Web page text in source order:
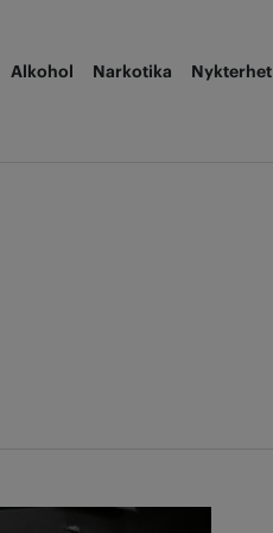
Alkohol Narkotika Nykterhet